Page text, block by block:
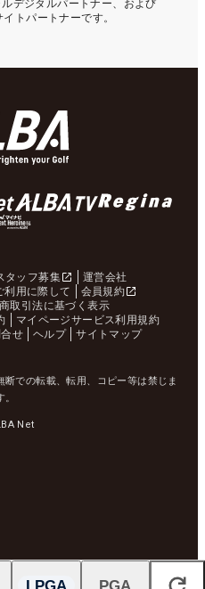
デジタルパートナー、および
トパートナーです。
タッフ募集
運営会社
利用に際して
会員規約
取引法に基づく表示
マイページサービス利用規約
せ ヘルプ サイトマップ
での転載、転用、コピー等は禁じま
。
Net
LPGA PGA